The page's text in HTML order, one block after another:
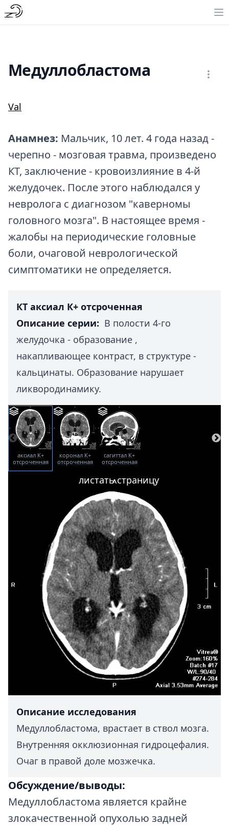
Медуллобластома
Val
Анамнез: Мальчик, 10 лет. 4 года назад -
черепно - мозговая травма, произведено
КТ, заключение - кровоизлияние в 4-й
желудочек. После этого наблюдался у
невролога с диагнозом "каверномы
головного мозга". В настоящее время -
жалобы на периодические головные
боли, очаговой неврологической
симптоматики не определяется.
КТ аксиал К+ отсроченная
Описание серии: В полости 4-го
желудочка - образование ,
накапливающее контраст, в структуре -
кальцинаты. Образование нарушает
ликвородинамику.
аксиал К+
отсроченная
коронал К+
отсроченная
сагиттал К+
отсроченная
листать страницу
Описание исследования
Медуллобластома, врастает в ствол мозга.
Внутренняя окклюзионная гидроцефалия.
Очаг в правой доле мозжечка.
Обсуждение/выводы:
Медуллобластома является крайне
злокачественной опухолью задней